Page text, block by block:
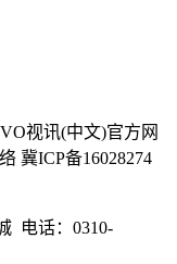
视讯(中文)官方网
冀ICP备16028274
电话：0310-